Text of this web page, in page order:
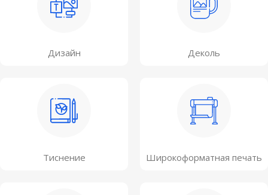
Дизайн Деколь
Тиснение Широкоформатная печать